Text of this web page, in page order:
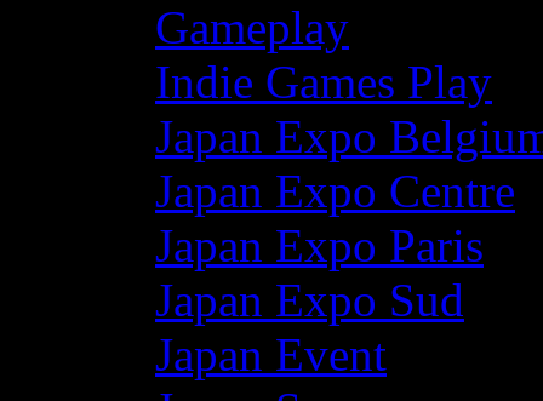
Gameplay
Indie Games Play
Japan Expo
Japan Expo Centre
Japan Expo Paris
Japan Expo Sud
Japan Event